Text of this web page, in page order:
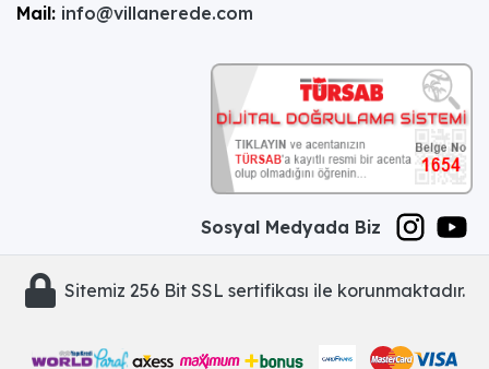
Mail: info@villanerede.com
Sosyal Medyada Biz
Sitemiz 256 Bit SSL sertifikası ile korunmaktadır.